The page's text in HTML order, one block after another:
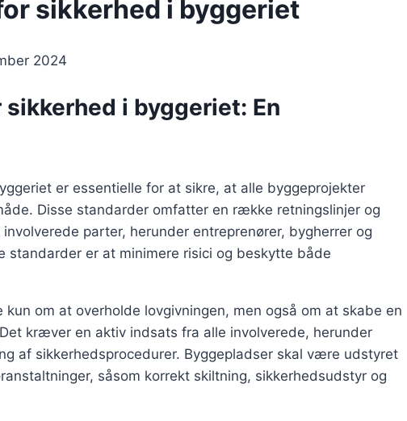
sikkerhed i byggeriet
2024
i byggeriet: En
er essentielle for at sikre, at alle byggeprojekter
Disse standarder omfatter en række retningslinjer og
parter, herunder entreprenører, bygherrer og
standarder er at minimere risici og beskytte både
om at overholde lovgivningen, men også om at skabe en
kræver en aktiv indsats fra alle involverede, herunder
af sikkerhedsprocedurer. Byggepladser skal være udstyret
såsom korrekt skiltning, sikkerhedsudstyr og